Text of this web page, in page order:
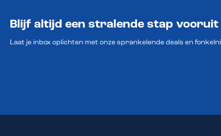
Blijf altijd een stralende stap vooruit
Laat je inbox oplichten met onze sprankelende deals en